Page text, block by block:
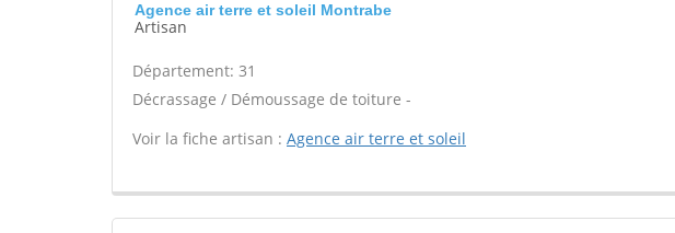
Agence air terre et soleil Montrabe
Artisan
Département: 31
Décrassage / Démoussage de toiture -
Voir la fiche artisan : Agence air terre et soleil